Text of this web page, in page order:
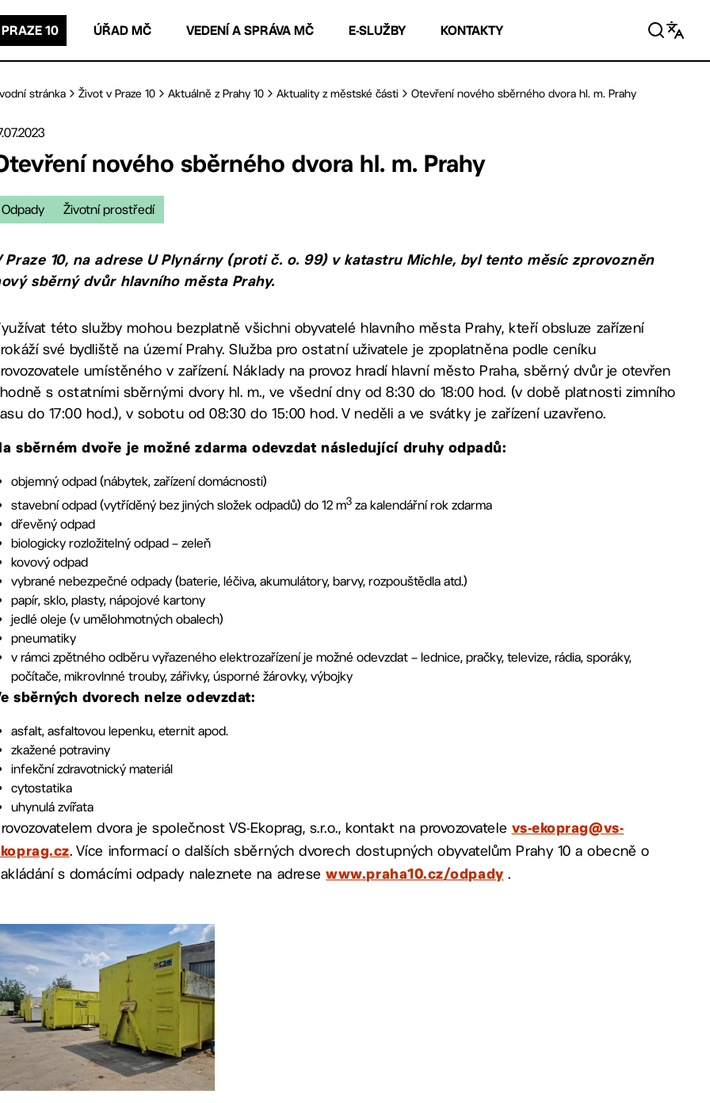
10 ÚŘAD MČ VEDENÍ A SPRÁVA MČ E-SLUŽBY KONTAKTY
stránka Život v Praze 10 Aktuálně z Prahy 10 Aktuality z městské části Otevření nového sběrného dvora hl. m. Prahy
nového sběrného dvora hl. m. Prahy
Odpady Životní prostředí
Praze 10, na adrese U Plynárny (proti č. o. 99) v katastru Michle, byl tento měsíc zprovozněn
sběrný dvůr hlavního města Prahy.
této služby mohou bezplatně všichni obyvatelé hlavního města Prahy, kteří obsluze zařízení
své bydliště na území Prahy. Služba pro ostatní uživatele je zpoplatněna podle ceníku
umístěného v zařízení. Náklady na provoz hradí hlavní město Praha, sběrný dvůr je otevřen
s ostatními sběrnými dvory hl. m., ve všední dny od 8:30 do 18:00 hod. (v době platnosti zimního
do 17:00 hod.), v sobotu od 08:30 do 15:00 hod. V neděli a ve svátky je zařízení uzavřeno.
sběrném dvoře je možné zdarma odevzdat následující druhy odpadů:
objemný odpad (nábytek, zařízení domácnosti)
stavební odpad (vytříděný bez jiných složek odpadů) do 12 m3 za kalendářní rok zdarma
dřevěný odpad
biologicky rozložitelný odpad – zeleň
kovový odpad
vybrané nebezpečné odpady (baterie, léčiva, akumulátory, barvy, rozpouštědla atd.)
papír, sklo, plasty, nápojové kartony
jedlé oleje (v umělohmotných obalech)
pneumatiky
v rámci zpětného odběru vyřazeného elektrozařízení je možné odevzdat – lednice, pračky, televize, rádia, sporáky,
počítače, mikrovlnné trouby, zářivky, úsporné žárovky, výbojky
sběrných dvorech nelze odevzdat:
asfalt, asfaltovou lepenku, eternit apod.
zkažené potraviny
infekční zdravotnický materiál
cytostatika
uhynulá zvířata
dvora je společnost VS-Ekoprag, s.r.o., kontakt na provozovatele vs-ekoprag@vs-
. Více informací o dalších sběrných dvorech dostupných obyvatelům Prahy 10 a obecně o
s domácími odpady naleznete na adresewww.praha10.cz/odpady .